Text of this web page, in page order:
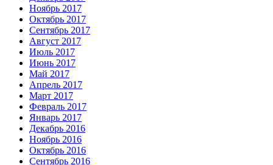
Ноябрь 2017
Октябрь 2017
Сентябрь 2017
Август 2017
Июль 2017
Июнь 2017
Май 2017
Апрель 2017
Март 2017
Февраль 2017
Январь 2017
Декабрь 2016
Ноябрь 2016
Октябрь 2016
Сентябрь 2016